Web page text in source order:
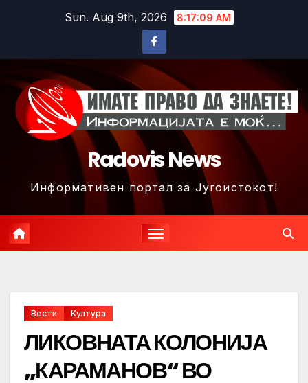
Sun. Aug 9th, 2026 8:17:12 AM
Radovis News
Информативен портал за Југоистокот!
Вести Култура
ЛИКОВНАТА КОЛОНИЈА
„КАРАМАНОВ“ ВО